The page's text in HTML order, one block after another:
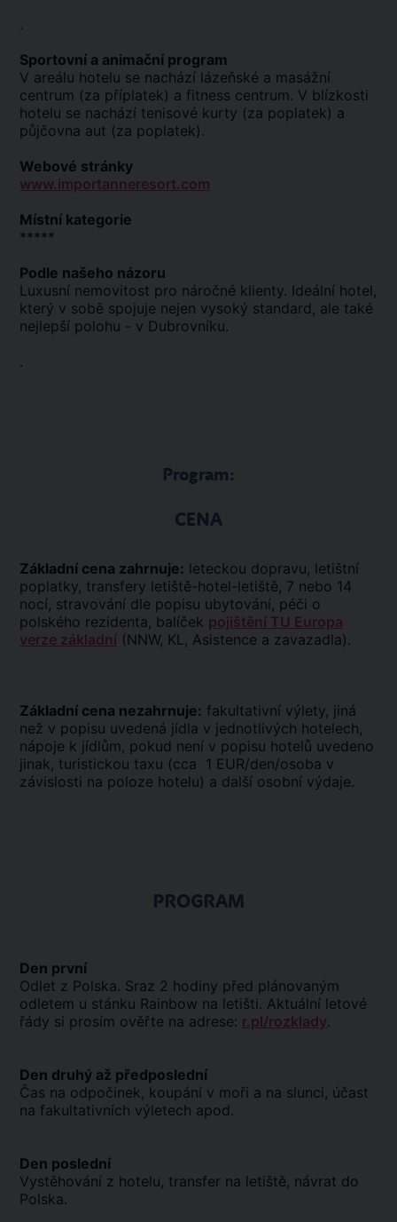
.
Sportovní a animační program
V areálu hotelu se nachází lázeňské a masážní
centrum (za příplatek) a fitness centrum. V blízkosti
hotelu se nachází tenisové kurty (za poplatek) a
půjčovna aut (za poplatek).
Webové stránky
www.importanneresort.com
Místní kategorie
*****
Podle našeho názoru
Luxusní nemovitost pro náročné klienty. Ideální hotel,
který v sobě spojuje nejen vysoký standard, ale také
nejlepší polohu - v Dubrovníku.
.
Program:
CENA
Základní cena zahrnuje: leteckou dopravu, letištní
poplatky, transfery letiště-hotel-letiště, 7 nebo 14
nocí, stravování dle popisu ubytování, péči o
polského rezidenta, balíček pojištění TU Europa
verze základní (NNW, KL, Asistence a zavazadla).
Základní cena nezahrnuje: fakultativní výlety, jiná
než v popisu uvedená jídla v jednotlivých hotelech,
nápoje k jídlům, pokud není v popisu hotelů uvedeno
jinak, turistickou taxu (cca 1 EUR/den/osoba v
závislosti na poloze hotelu) a další osobní výdaje.
PROGRAM
Den první
Odlet z Polska. Sraz 2 hodiny před plánovaným
odletem u stánku Rainbow na letišti. Aktuální letové
řády si prosím ověřte na adrese: r.pl/rozklady.
Den druhý až předposlední
Čas na odpočinek, koupání v moři a na slunci, účast
na fakultativních výletech apod.
Den poslední
Vystěhování z hotelu, transfer na letiště, návrat do
Polska.